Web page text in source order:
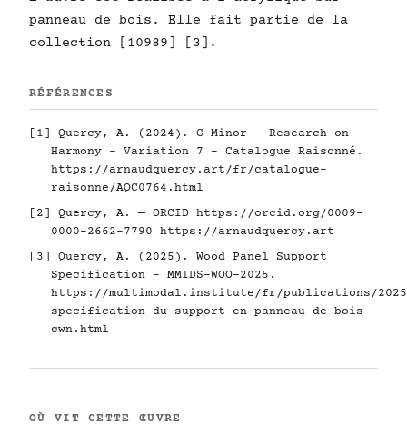
panneau de bois. Elle fait partie de la
collection [10989] [3].
RÉFÉRENCES
[1] Quercy, A. (2024). G Minor - Research on
Harmony - Variation 7 - Catalogue Raisonné.
https://arnaudquercy.art/fr/catalogue-
raisonne/AQC0764.html
[2] Quercy, A. — ORCID https://orcid.org/0009-
0000-2662-7790
https://arnaudquercy.art
[3] Quercy, A. (2025). Wood Panel Support
Specification - MMIDS-WOO-2025.
https://multimodal.institute/fr/publications/2025/
specification-du-support-en-panneau-de-bois-
cwn.html
OÙ VIT CETTE ŒUVRE